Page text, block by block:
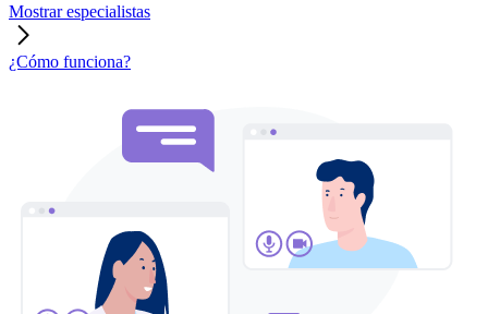
Mostrar especialistas
¿Cómo funciona?